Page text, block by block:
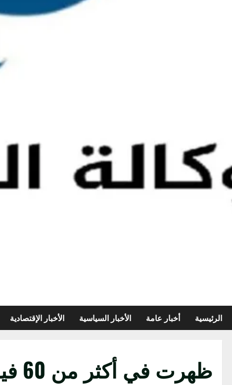
الرئيسية أخبار عامة الأخبار السياسية الأخبار الإقتصادية
ظهرت في أكثر من 60 فيلما.. وفاة الممثلة ديان كيتون عن 79 عام